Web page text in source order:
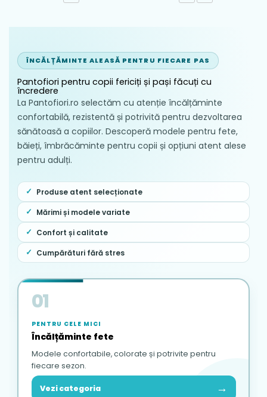
artificiale de căldură (calorifere,
aeroterme).
Se recomandă scoaterea ocazională a
branțului detașabil pentru a facilita
aerisirea completă a pantofului.
ÎNCĂLȚĂMINTE ALEASĂ PENTRU FIECARE PAS
Pantofiori pentru copii fericiți și pași făcuți cu
încredere
La Pantofiori.ro selectăm cu atenție încălțăminte
confortabilă, rezistentă și potrivită pentru dezvoltarea
sănătoasă a copiilor. Descoperă modele pentru fete,
băieți, îmbrăcăminte pentru copii și opțiuni atent alese
pentru adulți.
Produse atent selecționate
Mărimi și modele variate
Confort și calitate
Cumpărături fără stres
01
PENTRU CELE MICI
Încălțăminte fete
Modele confortabile, colorate și potrivite pentru
fiecare sezon.
Vezi categoria →